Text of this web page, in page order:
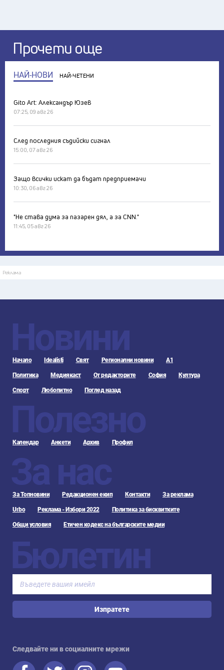
Прочети още
НАЙ-НОВИ НАЙ-ЧЕТЕНИ
Gito Art: Александър Юзев
07:25, 09 авг 26
След последния съдийски сигнал
15:00, 07 авг 26
Защо всички искат да бъдат предприемачи
10:30, 06 авг 26
"Не става дума за пазарен дял, а за CNN."
11:45, 05 авг 26
Реклама
Новини
Начало Idealisti Свят Регионални новини А1
Политика Медиякаст От редакторите София Култура
Спорт Любопитно Поглед назад
Полезно
Календар Анкети Архив Профил
За нас
За Топновини Редакционен екип Контакти За реклама
Urbo Реклама - Избори 2022 Политика за бисквитките
Общи условия Етичен кодекс на българските медии
Бюлетин
Изпратете
Следвайте ни в социалните мрежи